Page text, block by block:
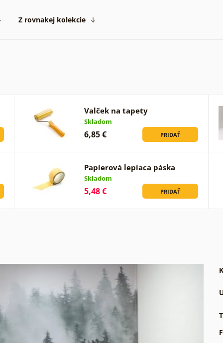
Z rovnakej kolekcie
Valček na tapety
Skladom
6,85 € PRIDAŤ
Papierová lepiaca páska
Skladom
5,48 € PRIDAŤ